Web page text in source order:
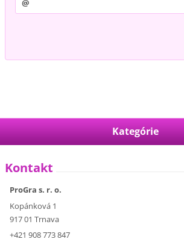
Kategórie
Kontakt
ProGra s. r. o.
Kopánková 1
917 01 Trnava
+421 908 773 847